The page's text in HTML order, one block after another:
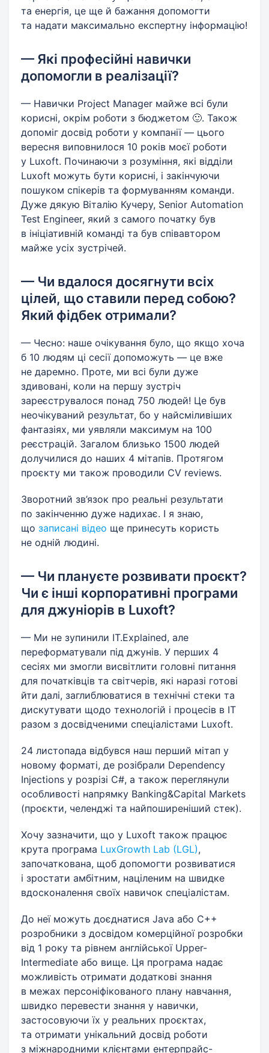
та енергія, це ще й бажання допомогти
та надати максимально експертну інформацію!
— Які професійні навички
допомогли в реалізації?
— Навички Project Manager майже всі були
корисні, окрім роботи з бюджетом 🙂. Також
допоміг досвід роботи у компанії — цього
вересня виповнилося 10 років моєї роботи
у Luxoft. Починаючи з розуміння, які відділи
Luxoft можуть бути корисні, і закінчуючи
пошуком спікерів та формуванням команди.
Дуже дякую Віталію Кучеру, Senior Automation
Test Engineer, який з самого початку був
в ініціативній команді та був співавтором
майже усіх зустрічей.
— Чи вдалося досягнути всіх
цілей, що ставили перед собою?
Який фідбек отримали?
— Чесно: наше очікування було, що якщо хоча
б 10 людям ці сесії допоможуть — це вже
не даремно. Проте, ми всі були дуже
здивовані, коли на першу зустріч
зареєструвалося понад 750 людей! Це був
неочікуваний результат, бо у найсміливіших
фантазіях, ми уявляли максимум на 100
реєстрацій. Загалом близько 1500 людей
долучилися до наших 4 мітапів. Протягом
проєкту ми також проводили CV reviews.
Зворотний зв’язок про реальні результати
по закінченню дуже надихає. І я знаю,
що записані відео ще принесуть користь
не одній людині.
— Чи плануєте розвивати проєкт?
Чи є інші корпоративні програми
для джуніорів в Luxoft?
— Ми не зупинили IT.Explained, але
переформатували під джунів. У перших 4
сесіях ми змогли висвітлити головні питання
для початківців та світчерів, які наразі готові
йти далі, заглиблюватися в технічні стеки та
дискутувати щодо технологій і процесів в IT
разом з досвідченими спеціалістами Luxoft.
24 листопада відбувся наш перший мітап у
новому форматі, де розібрали Dependency
Injections у розрізі С#, а також переглянули
особливості напрямку Banking&Capital Markets
(проєкти, челенджі та найпоширеніший стек).
Хочу зазначити, що у Luxoft також працює
крута програма LuxGrowth Lab (LGL),
започаткована, щоб допомогти розвиватися
і зростати амбітним, націленим на швидке
вдосконалення своїх навичок спеціалістам.
До неї можуть доєднатися Java або С++
розробники з досвідом комерційної розробки
від 1 року та рівнем англійської Upper-
Intermediate або вище. Ця програма надає
можливість отримати додаткові знання
в межах персоніфікованого плану навчання,
швидко перевести знання у навички,
застосовуючи їх у реальних проєктах,
та отримати унікальний досвід роботи
з міжнародними клієнтами ентерпрайс-